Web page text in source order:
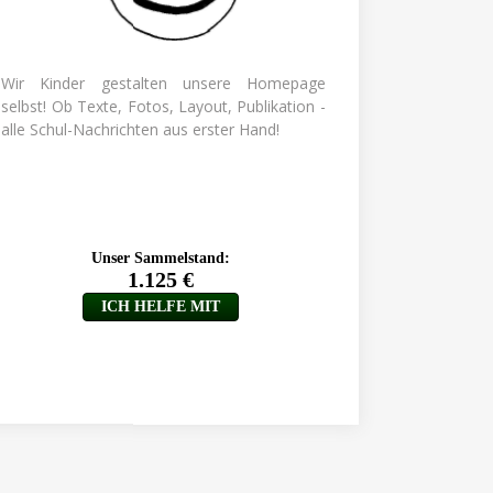
Wir Kinder gestalten unsere Homepage
selbst! Ob Texte, Fotos, Layout, Publikation -
alle Schul-Nachrichten aus erster Hand!